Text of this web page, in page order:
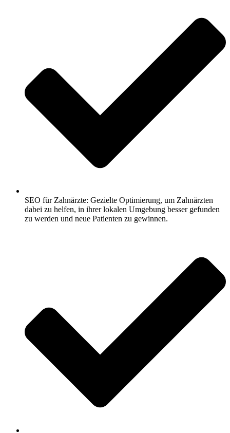
SEO für Zahnärzte: Gezielte Optimierung, um Zahnärzten
dabei zu helfen, in ihrer lokalen Umgebung besser gefunden
zu werden und neue Patienten zu gewinnen.